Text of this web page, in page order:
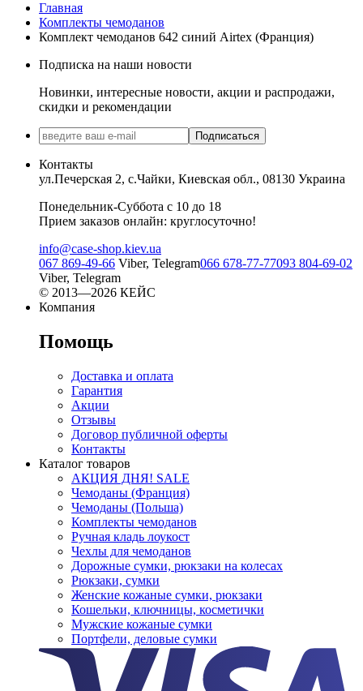
Главная
Комплекты чемоданов
Комплект чемоданов 642 синий Airtex (Франция)
Подписка на наши новости
Новинки, интересные новости, акции и распродажи,
скидки и рекомендации
Подписаться
Контакты
ул.Печерская 2, с.Чайки, Киевская обл., 08130 Украина
Понедельник-Суббота с 10 до 18
Прием заказов онлайн: круглосуточно!
info@case-shop.kiev.ua
067 869-49-66 Viber, Telegram066 678-77-77093 804-69-02
Viber, Telegram
© 2013—2026 КЕЙС
Компания
Помощь
Доставка и оплата
Гарантия
Акции
Отзывы
Договор публичной оферты
Контакты
Каталог товаров
АКЦИЯ ДНЯ! SALE
Чемоданы (Франция)
Чемоданы (Польша)
Комплекты чемоданов
Ручная кладь лоукост
Чехлы для чемоданов
Дорожные сумки, рюкзаки на колесах
Рюкзаки, сумки
Женские кожаные сумки, рюкзаки
Кошельки, ключницы, косметички
Мужские кожаные сумки
Портфели, деловые сумки